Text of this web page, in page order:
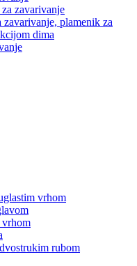
zavarivanje
plamenik za
dima
vrhom
rubom